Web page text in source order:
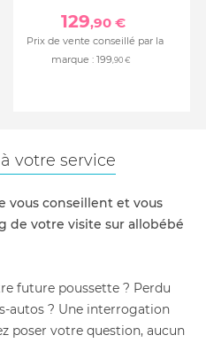
129,90 €
Prix de vente conseillé par la
marque : 199,90 €
votre service
vous conseillent et vous
de votre visite sur allobébé
future poussette ? Perdu
autos ? Une interrogation
poser votre question, aucun